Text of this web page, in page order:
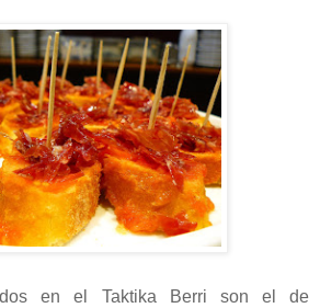
en el Taktika Berri son el de